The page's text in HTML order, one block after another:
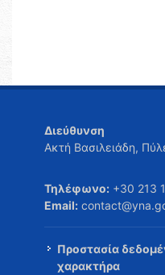
Διεύθυνση
Ακτή Βασιλειάδη,
Τηλέφωνο: +30 213
Email:
Προστασία
χαρακτήρα